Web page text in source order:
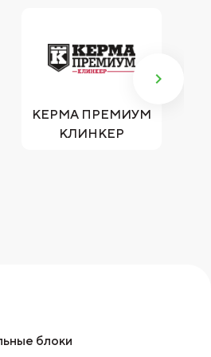
КЕРМА ПРЕМИУМ
КЛИНКЕР
блоки